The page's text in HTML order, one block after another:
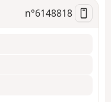
a
t
n°6148818